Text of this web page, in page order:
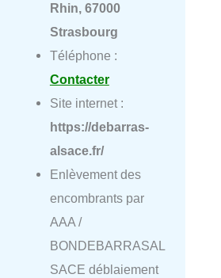
Rhin, 67000
Strasbourg
Téléphone :
Contacter
Site internet :
https://debarras-
alsace.fr/
Enlèvement des
encombrants par
AAA /
BONDEBARRASAL
SACE déblaiement